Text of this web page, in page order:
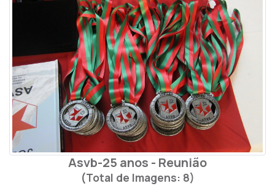
Asvb-25 anos - Reunião
(Total de Imagens: 8)